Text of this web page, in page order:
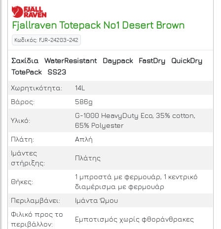
Fjallraven Totepack No1 Desert Brown
Κωδικός: FJR-24203-242
Σακίδια WaterResistant Daypack FastDry
QuickDry
TotePack
SS23
Χωρητικότητα:
14L
Βάρος:
586g
Υλικό:
G-1000 HeavyDuty Eco, 35% cotton,
65% Polyester
Πλάτη:
Απλή
Ιμάντες
στήριξης:
Πλάτης
Θήκες:
1 μπροστά με φερμουάρ, 1 κεντρικό
διαμέρισμα με φερμουάρ
Περιλαμβάνει:
Ιμάντα Ώμου
Φιλικό προς το
περιβάλλον:
Εμποτισμός χωρίς φθοράνθρακες